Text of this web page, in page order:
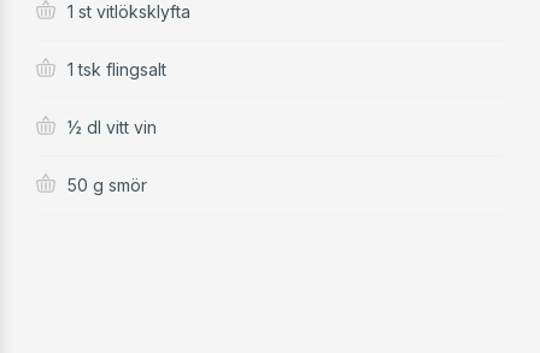
1 st vitlöksklyfta
1 tsk flingsalt
½ dl vitt vin
50 g smör